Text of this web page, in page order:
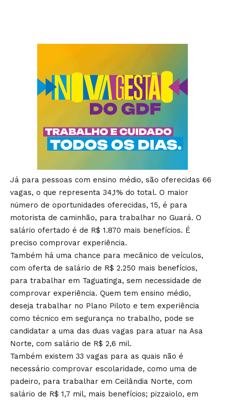
Já para pessoas com ensino médio, são oferecidas 66
vagas, o que representa 34,1% do total. O maior
número de oportunidades oferecidas, 15, é para
motorista de caminhão, para trabalhar no Guará. O
salário ofertado é de R$ 1.870 mais benefícios. É
preciso comprovar experiência.
Também há uma chance para mecânico de veículos,
com oferta de salário de R$ 2.250 mais benefícios,
para trabalhar em Taguatinga, sem necessidade de
comprovar experiência. Quem tem ensino médio,
deseja trabalhar no Plano Piloto e tem experiência
como técnico em segurança no trabalho, pode se
candidatar a uma das duas vagas para atuar na Asa
Norte, com salário de R$ 2,6 mil.
Também existem 33 vagas para as quais não é
necessário comprovar escolaridade, como uma de
padeiro, para trabalhar em Ceilândia Norte, com
salário de R$ 1,7 mil, mais benefícios; pizzaiolo, em